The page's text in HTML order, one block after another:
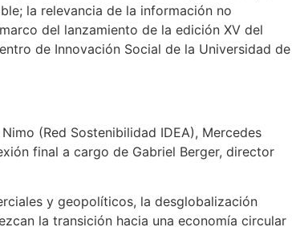
la relevancia de la información no
del lanzamiento de la edición XV del
de Innovación Social de la Universidad de
(Red Sostenibilidad IDEA), Mercedes
final a cargo de Gabriel Berger, director
y geopolíticos, la desglobalización
la transición hacia una economía circular